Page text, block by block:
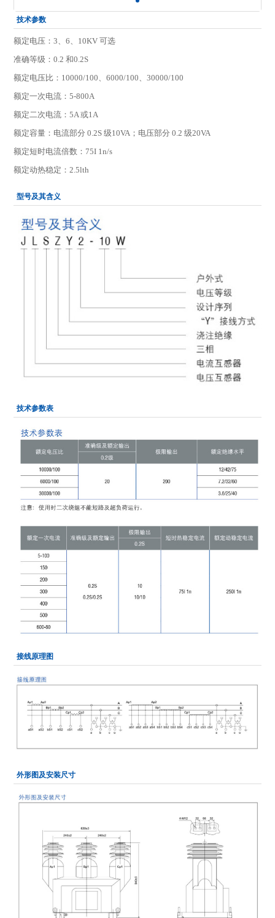
技术参数
额定电压：3、6、10KV 可选
准确等级：0.2 和0.2S
额定电压比：10000/100、6000/100、30000/100
额定一次电流：5-800A
额定二次电流：5A 或1A
额定容量：电流部分 0.2S 级10VA；电压部分 0.2 级20VA
额定短时电流倍数：75I 1n/s
额定动热稳定：2.5lth
型号及其含义
技术参数表
接线原理图
外形图及安装尺寸